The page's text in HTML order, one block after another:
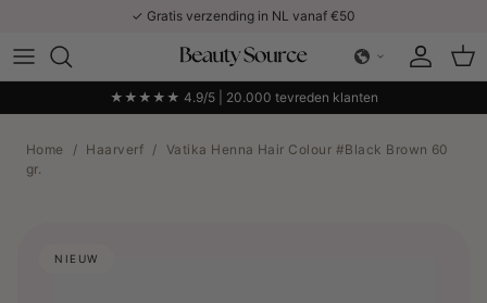
✓ Gratis verzending in NL vanaf €50
Account
★★★★★ 4.9/5 | 20.000 tevreden klanten
Home / Haarverf / Vatika Henna Hair Colour #Black Brown 60
gr.
NIEUW